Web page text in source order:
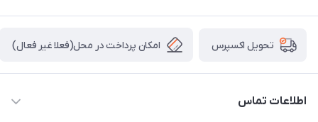
تحویل اکسپرس امکان پرداخت در محل(فعلا غیر فعال)
اطلاعات تماس